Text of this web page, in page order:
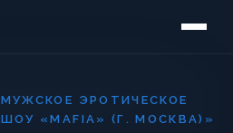
МУЖСКОЕ ЭРОТИЧЕСКОЕ
ШОУ «MAFIA» (Г. МОСКВА)»